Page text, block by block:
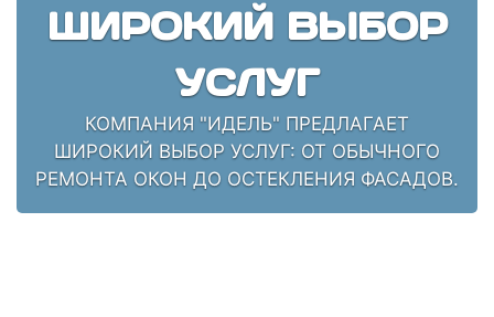
ШИРОКИЙ ВЫБОР
УСЛУГ
КОМПАНИЯ "ИДЕЛЬ" ПРЕДЛАГАЕТ
ШИРОКИЙ ВЫБОР УСЛУГ: ОТ ОБЫЧНОГО
РЕМОНТА ОКОН ДО ОСТЕКЛЕНИЯ ФАСАДОВ.